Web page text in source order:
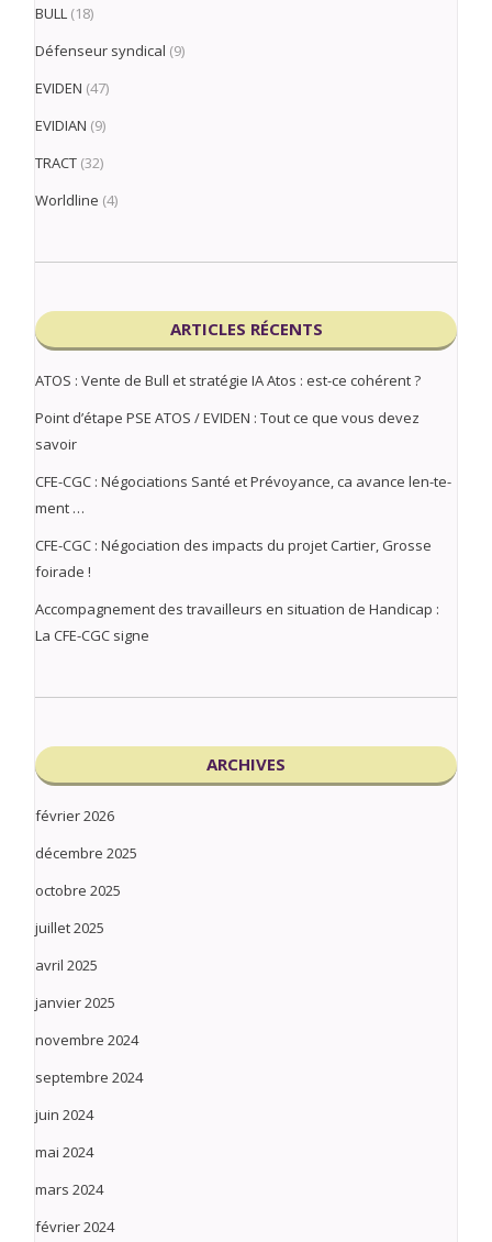
BULL (18)
Défenseur syndical (9)
EVIDEN (47)
EVIDIAN (9)
TRACT (32)
Worldline (4)
ARTICLES RÉCENTS
ATOS : Vente de Bull et stratégie IA Atos : est-ce cohérent ?
Point d’étape PSE ATOS / EVIDEN : Tout ce que vous devez
savoir
CFE-CGC : Négociations Santé et Prévoyance, ca avance len-te-
ment …
CFE-CGC : Négociation des impacts du projet Cartier, Grosse
foirade !
Accompagnement des travailleurs en situation de Handicap :
La CFE-CGC signe
ARCHIVES
février 2026
décembre 2025
octobre 2025
juillet 2025
avril 2025
janvier 2025
novembre 2024
septembre 2024
juin 2024
mai 2024
mars 2024
février 2024